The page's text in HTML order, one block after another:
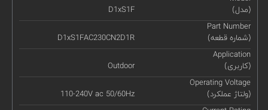
(مدل)
D1xS1F
Part Number
(شماره قطعه)
D1xS1FAC230CN2D1R
Application
(کاربری)
Outdoor
Operating Voltage
(ولتاژ عملکرد)
110-240V ac 50/60Hz